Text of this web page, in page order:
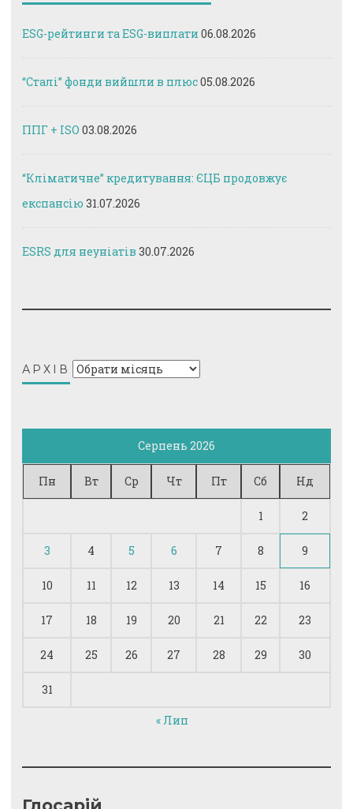
ESG-рейтинги та ESG-виплати 06.08.2026
“Сталі” фонди вийшли в плюс05.08.2026
ППГ + ISO 03.08.2026
“Кліматичне” кредитування: ЄЦБ продовжує
експансію 31.07.2026
ESRS для неуніатів 30.07.2026
АРХІВ Архів
Серпень 2026
Пн Вт Ср Чт Пт Сб Нд
1 2
3 4 5 6 7 8 9
10 11 12 13 14 15 16
17 18 19 20 21 22 23
24 25 26 27 28 29 30
31
« Лип